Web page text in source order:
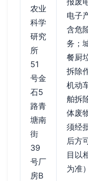
农业
科学
研究
所
51
号金
石5
路青
塘南
街
39
号厂
房B
电子
含危
务；
餐厨
拆除
机动
舶拆
体废
须经
后方
目以
为准）